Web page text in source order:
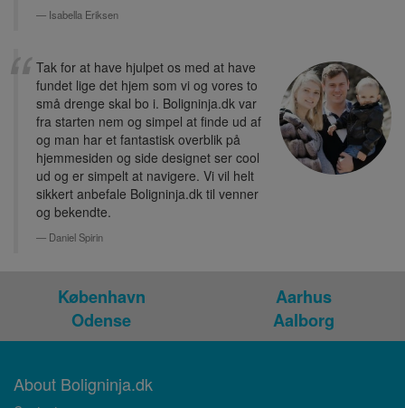
Isabella Eriksen
Tak for at have hjulpet os med at have
fundet lige det hjem som vi og vores to
små drenge skal bo i. Boligninja.dk var
fra starten nem og simpel at finde ud af
og man har et fantastisk overblik på
hjemmesiden og side designet ser cool
ud og er simpelt at navigere. Vi vil helt
sikkert anbefale Boligninja.dk til venner
og bekendte.
Daniel Spirin
København
Aarhus
Odense
Aalborg
About Boligninja.dk